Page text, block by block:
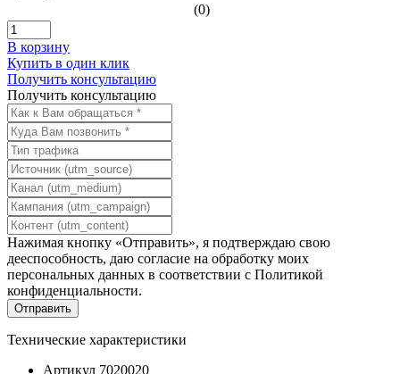
(0)
В корзину
Купить в один клик
Получить консультацию
Получить консультацию
Нажимая кнопку «Отправить», я подтверждаю свою
дееспособность, даю согласие на обработку моих
персональных данных в соответствии с Политикой
конфиденциальности.
Технические характеристики
Артикул 7020020